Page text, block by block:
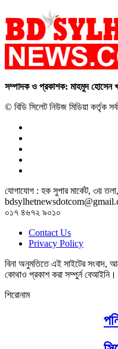
সম্পাদক ও প্রকাশক: মাহমুদ হোসেন
© বিডি সিলেট নিউজ মিডিয়া কর্তৃক
যোগাযোগ : হক সুপার মার্কেট, ৩য় তলা,
০১৭ ৪৬৭২ ৯০১০
Contact Us
Privacy Policy
বিনা অনুমতিতে এই সাইটের সংবাদ,
কোথাও প্রকাশ করা সম্পুর্ন বেআইনি।
শিরোনাম